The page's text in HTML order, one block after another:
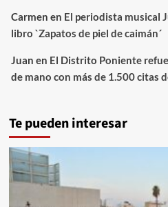
Carmen en El periodista musical
libro `Zapatos de piel de caimán´
Juan en El Distrito Poniente
de mano con más de 1.500 citas
Te pueden interesar